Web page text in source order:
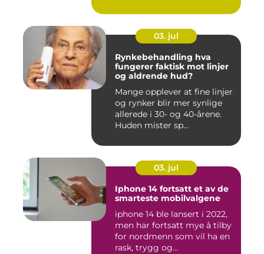
03. jul
Rynkebehandling hva
fungerer faktisk mot linjer
og aldrende hud?
Mange opplever at fine linjer
og rynker blir mer synlige
allerede i 30- og 40-årene.
Huden mister sp...
03. jul
Iphone 14 fortsatt et av de
smarteste mobilvalgene
iphone 14 ble lansert i 2022,
men har fortsatt mye å tilby
for nordmenn som vil ha en
rask, trygg og...